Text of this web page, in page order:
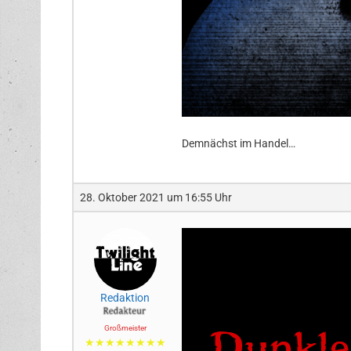
Demnächst im Handel…
28. Oktober 2021 um 16:55 Uhr
Redaktion
Großmeister
★★★★★★★★